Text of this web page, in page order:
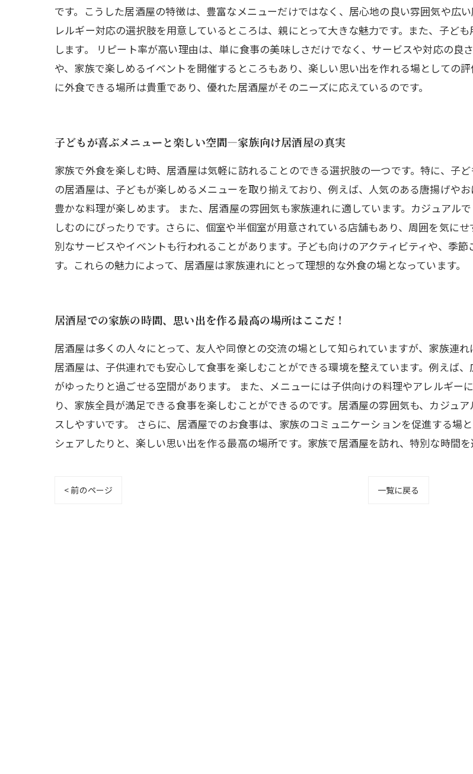
です。こうした居酒屋の特徴は、豊富なメニューだけではなく、居心地の良い雰囲気や広
レルギー対応の選択肢を用意しているところは、親にとって大きな魅力です。また、子ど
します。 リピート率が高い理由は、単に食事の美味しさだけでなく、サービスや対応の良
や、家族で楽しめるイベントを開催するところもあり、楽しい思い出を作れる場としての
に外食できる場所は貴重であり、優れた居酒屋がそのニーズに応えているのです。
子どもが喜ぶメニューと楽しい空間—家族向け居酒屋の真実
家族で外食を楽しむ時、居酒屋は気軽に訪れることのできる選択肢の一つです。特に、子
の居酒屋は、子どもが楽しめるメニューを取り揃えており、例えば、人気のある唐揚げや
豊かな料理が楽しめます。 また、居酒屋の雰囲気も家族連れに適しています。カジュアル
しむのにぴったりです。さらに、個室や半個室が用意されている店舗もあり、周囲を気に
別なサービスやイベントも行われることがあります。子ども向けのアクティビティや、季
す。これらの魅力によって、居酒屋は家族連れにとって理想的な外食の場となっています。
居酒屋での家族の時間、思い出を作る最高の場所はここだ！
居酒屋は多くの人々にとって、友人や同僚との交流の場として知られていますが、家族連
居酒屋は、子供連れでも安心して食事を楽しむことができる環境を整えています。例えば
がゆったりと過ごせる空間があります。 また、メニューには子供向けの料理やアレルギー
り、家族全員が満足できる食事を楽しむことができるのです。居酒屋の雰囲気も、カジュ
スしやすいです。 さらに、居酒屋でのお食事は、家族のコミュニケーションを促進する場
シェアしたりと、楽しい思い出を作る最高の場所です。家族で居酒屋を訪れ、特別な時間
< 前のページ 一覧に戻る